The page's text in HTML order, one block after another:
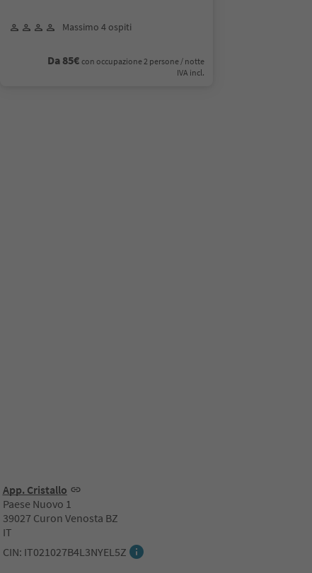
Massimo 4 ospiti
Da 85€ con occupazione 2 persone / notte
IVA incl.
App. Cristallo
Paese Nuovo 1
39027 Curon Venosta BZ
IT
CIN: IT021027B4L3NYEL5Z